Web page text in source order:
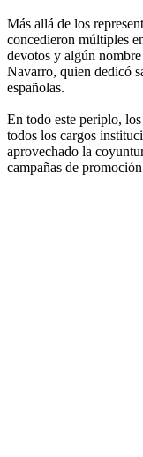
Más allá de los
concedieron múltiples
devotos y algún
Navarro, quien dedicó
españolas.
En todo este periplo,
todos los cargos
aprovechado la
campañas de